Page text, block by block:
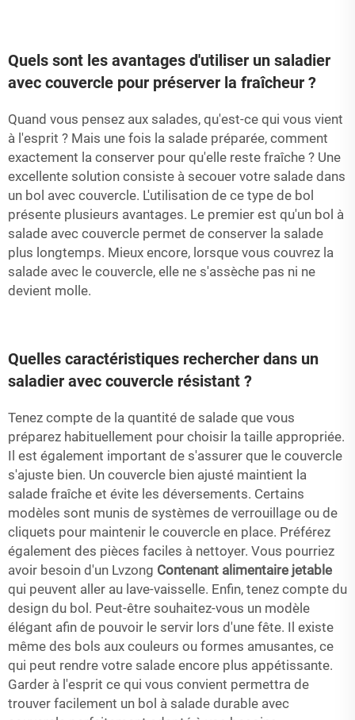
Quels sont les avantages d'utiliser un saladier
avec couvercle pour préserver la fraîcheur ?
Quand vous pensez aux salades, qu'est-ce qui vous vient
à l'esprit ? Mais une fois la salade préparée, comment
exactement la conserver pour qu'elle reste fraîche ? Une
excellente solution consiste à secouer votre salade dans
un bol avec couvercle. L'utilisation de ce type de bol
présente plusieurs avantages. Le premier est qu'un bol à
salade avec couvercle permet de conserver la salade
plus longtemps. Mieux encore, lorsque vous couvrez la
salade avec le couvercle, elle ne s'assèche pas ni ne
devient molle.
Quelles caractéristiques rechercher dans un
saladier avec couvercle résistant ?
Tenez compte de la quantité de salade que vous
préparez habituellement pour choisir la taille appropriée.
Il est également important de s'assurer que le couvercle
s'ajuste bien. Un couvercle bien ajusté maintient la
salade fraîche et évite les déversements. Certains
modèles sont munis de systèmes de verrouillage ou de
cliquets pour maintenir le couvercle en place. Préférez
également des pièces faciles à nettoyer. Vous pourriez
avoir besoin d'un Lvzong Contenant alimentaire jetable
qui peuvent aller au lave-vaisselle. Enfin, tenez compte du
design du bol. Peut-être souhaitez-vous un modèle
élégant afin de pouvoir le servir lors d'une fête. Il existe
même des bols aux couleurs ou formes amusantes, ce
qui peut rendre votre salade encore plus appétissante.
Garder à l'esprit ce qui vous convient permettra de
trouver facilement un bol à salade durable avec